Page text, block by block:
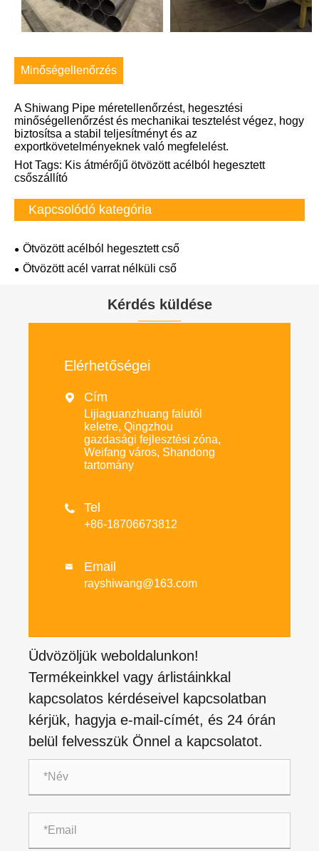
Minőségellenőrzés
A Shiwang Pipe méretellenőrzést, hegesztési
minőségellenőrzést és mechanikai tesztelést végez, hogy
biztosítsa a stabil teljesítményt és az
exportkövetelményeknek való megfelelést.
Hot Tags: Kis átmérőjű ötvözött acélból hegesztett
csőszállító
Kapcsolódó kategória
Ötvözött acélból hegesztett cső
Ötvözött acél varrat nélküli cső
Kérdés küldése
Elérhetőségei
 Cím
Lijiaguanzhuang falutól
keletre, Qingzhou
gazdasági fejlesztési zóna,
Weifang város, Shandong
tartomány
 Tel
+86-18706673812
 Email
rayshiwang@163.com
Üdvözöljük weboldalunkon!
Termékeinkkel vagy árlistáinkkal
kapcsolatos kérdéseivel kapcsolatban
kérjük, hagyja e-mail-címét, és 24 órán
belül felvesszük Önnel a kapcsolatot.